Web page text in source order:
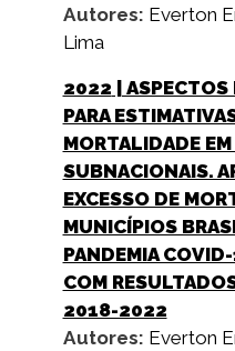
Autores: Everton
Lima
2022 |
PARA
MORTALIDADE
SUBNACIONAIS.
EXCESSO DE
MUNICÍPIOS
PANDEMIA
COM
2018-2022
Autores: Everton